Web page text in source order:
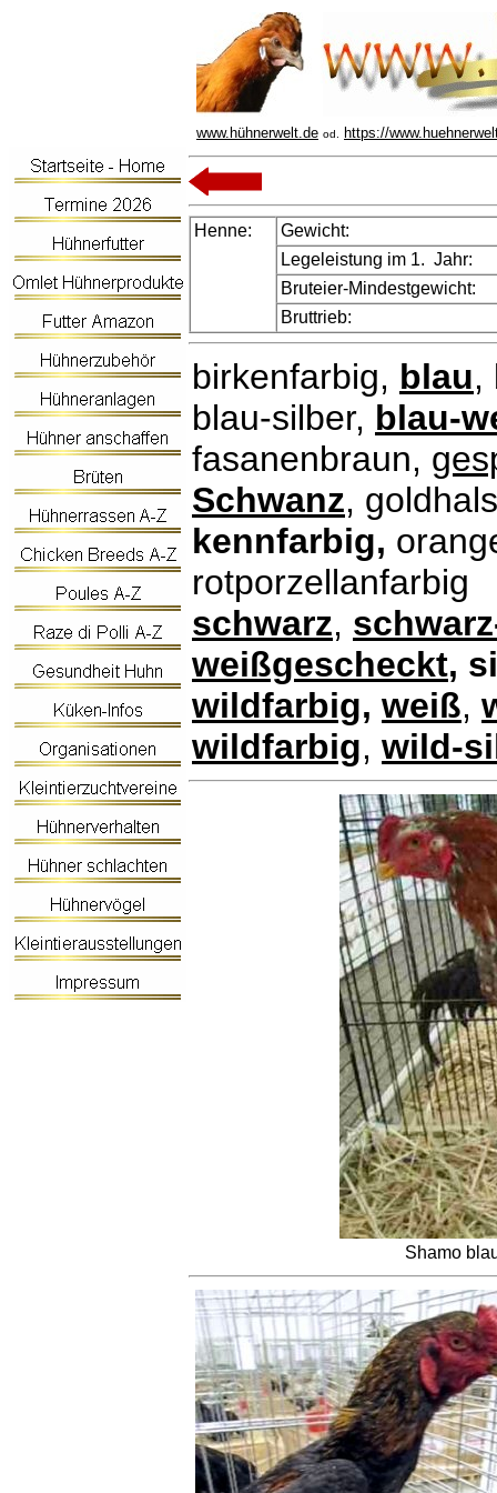
www.hühnerwelt.de od. https://
Henne:
Gewicht:
Legeleistung im 1. Jahr:
Bruteier-Mindestgewicht:
Bruttrieb:
birkenfarbig, blau,
blau-silber, blau-
fasanenbraun,
Schwanz,
kennfarbig,
rotporzellanfarbig
schwarz,
weißgescheckt,
wildfarbig, weiß,
wildfarbig, wild-
Shamo